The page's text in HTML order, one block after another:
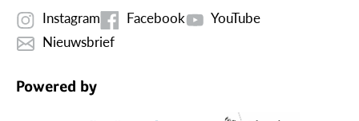
Instagram Facebook
YouTube
Nieuwsbrief
Powered by